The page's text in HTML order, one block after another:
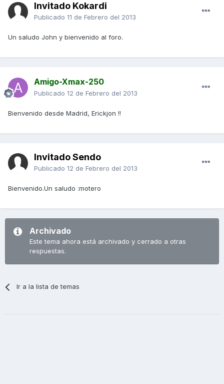
Invitado Kokardi
Publicado 11 de Febrero del 2013
Un saludo John y bienvenido al foro.
Amigo-Xmax-250
Publicado 12 de Febrero del 2013
Bienvenido desde Madrid, Erickjon !!
Invitado Sendo
Publicado 12 de Febrero del 2013
Bienvenido.Un saludo :motero
Archivado
Este tema ahora está archivado y cerrado a otras
respuestas.
Ir a la lista de temas